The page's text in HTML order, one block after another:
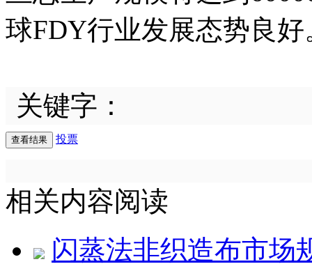
球FDY行业发展态势良好
关键字：
投票
相关内容阅读
闪蒸法非织造布市场